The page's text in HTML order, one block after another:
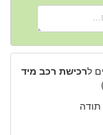
לרכישת רכב מיד